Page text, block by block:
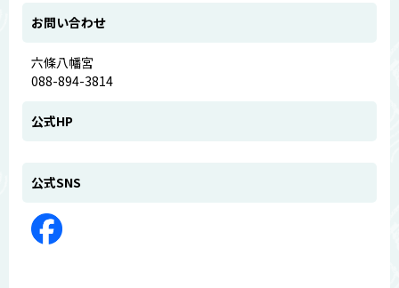
お問い合わせ
六條八幡宮
088-894-3814
公式HP
公式SNS